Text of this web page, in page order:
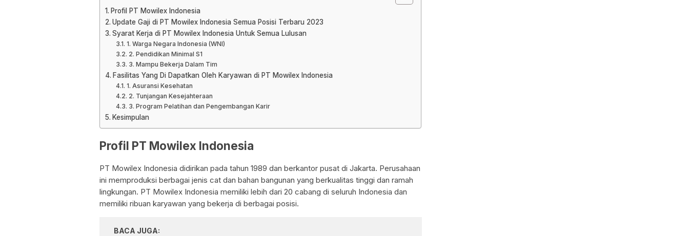
Profil PT Mowilex Indonesia
Update Gaji di PT Mowilex Indonesia Semua Posisi Terbaru 2023
Syarat Kerja di PT Mowilex Indonesia Untuk Semua Lulusan
1. Warga Negara Indonesia (WNI)
2. Pendidikan Minimal S1
3. Mampu Bekerja Dalam Tim
Fasilitas Yang Di Dapatkan Oleh Karyawan di PT Mowilex Indonesia
1. Asuransi Kesehatan
2. Tunjangan Kesejahteraan
3. Program Pelatihan dan Pengembangan Karir
Kesimpulan
Profil PT Mowilex Indonesia
PT Mowilex Indonesia didirikan pada tahun 1989 dan berkantor pusat di Jakarta. Perusahaan
ini memproduksi berbagai jenis cat dan bahan bangunan yang berkualitas tinggi dan ramah
lingkungan. PT Mowilex Indonesia memiliki lebih dari 20 cabang di seluruh Indonesia dan
memiliki ribuan karyawan yang bekerja di berbagai posisi.
BACA JUGA: